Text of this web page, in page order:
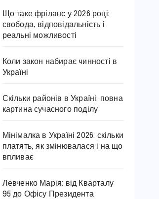
Що таке фріланс у 2026 році:
свобода, відповідальність і
реальні можливості
Коли закон набирає чинності в
Україні
Скільки районів в Україні: повна
картина сучасного поділу
Мінімалка в Україні 2026: скільки
платять, як змінювалася і на що
впливає
Левченко Марія: від Кварталу
95 до Офісу Президента